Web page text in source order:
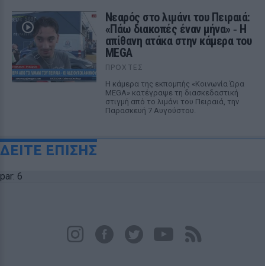
Νεαρός στο λιμάνι του Πειραιά:
«Πάω διακοπές έναν μήνα» ‑ Η
απίθανη ατάκα στην κάμερα του
MEGA
ΠΡΟΧΤΈΣ
Η κάμερα της εκπομπής «Κοινωνία Ώρα
MEGA» κατέγραψε τη διασκεδαστική
στιγμή από το λιμάνι του Πειραιά, την
Παρασκευή 7 Αυγούστου.
ΔΕΙΤΕ ΕΠΙΣΗΣ
par: 6